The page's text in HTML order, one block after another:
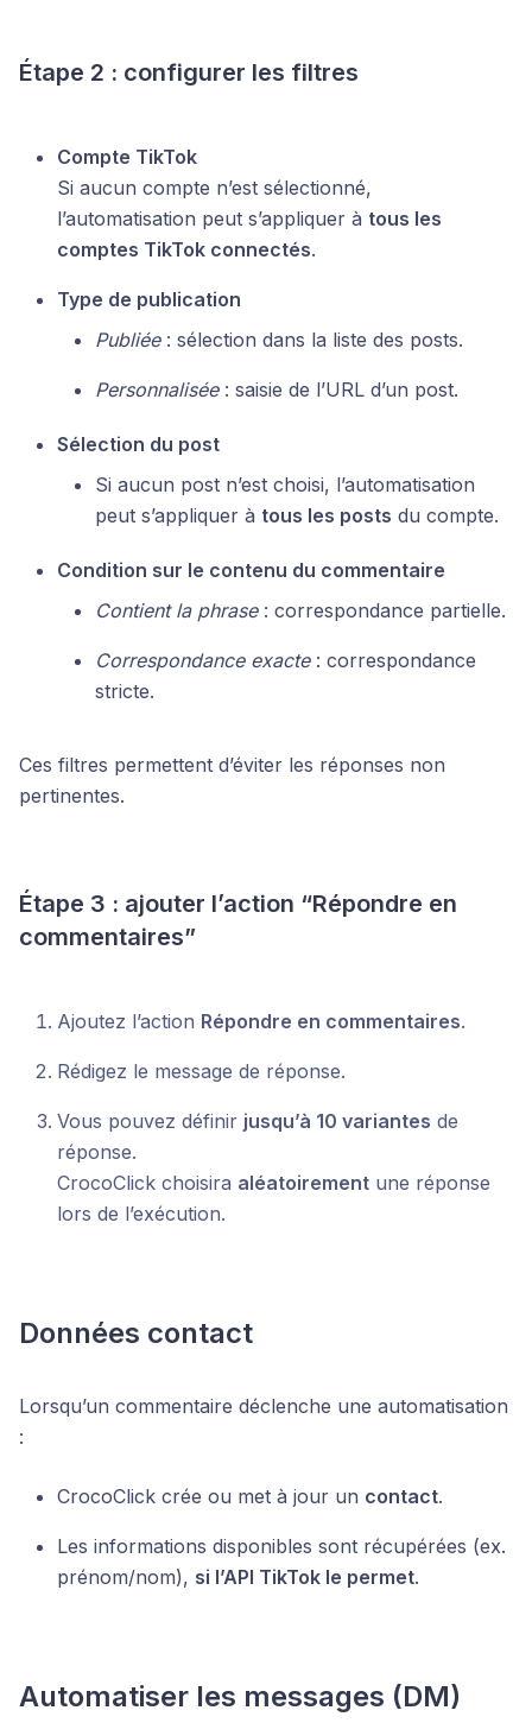
Étape 2 : configurer les filtres
Compte TikTok
Si aucun compte n’est sélectionné,
l’automatisation peut s’appliquer à tous les
comptes TikTok connectés.
Type de publication
Publiée: sélection dans la liste des posts.
Personnalisée: saisie de l’URL d’un post.
Sélection du post
Si aucun post n’est choisi, l’automatisation
peut s’appliquer à tous les posts du compte.
Condition sur le contenu du commentaire
Contient la phrase: correspondance partielle.
Correspondance exacte: correspondance
stricte.
Ces filtres permettent d’éviter les réponses non
pertinentes.
Étape 3 : ajouter l’action “Répondre en
commentaires”
Ajoutez l’action Répondre en commentaires.
Rédigez le message de réponse.
Vous pouvez définir jusqu’à 10 variantes de
réponse.
CrocoClick choisira aléatoirement une réponse
lors de l’exécution.
Données contact
Lorsqu’un commentaire déclenche une automatisation
:
CrocoClick crée ou met à jour un contact.
Les informations disponibles sont récupérées (ex.
prénom/nom), si l’API TikTok le permet.
Automatiser les messages (DM)